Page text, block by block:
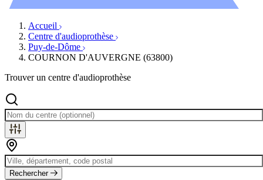
Accueil
Centre d'audioprothèse
Puy-de-Dôme
COURNON D'AUVERGNE (63800)
Trouver un centre d'audioprothèse
Rechercher